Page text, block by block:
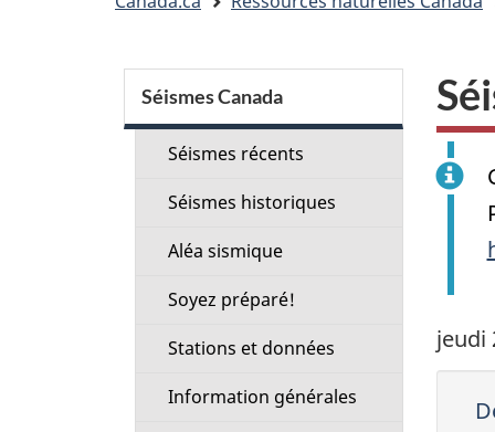
jeudi
Menu
de
la
section
Séismes Canada
Séismes récents
Séismes historiques
Aléa sismique
Soyez préparé!
Stations et données
Information générales